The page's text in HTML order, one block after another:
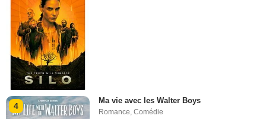
4
Ma vie avec les Walter Boys
Romance,Comédie